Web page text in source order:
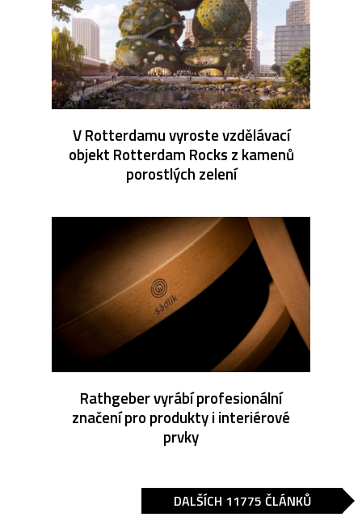
V Rotterdamu vyroste vzdělávací
objekt Rotterdam Rocks z kamenů
porostlých zelení
Rathgeber vyrábí profesionální
značení pro produkty i interiérové
prvky
DALŠÍCH 11775 ČLÁNKŮ